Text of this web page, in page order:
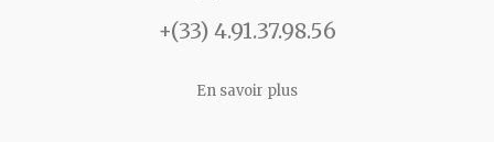
+(33) 4.91.37.98.56
En savoir plus